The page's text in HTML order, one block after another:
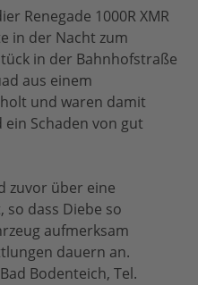
Renegade 1000R XMR
in der Nacht zum
in der Bahnhofstraße
aus einem
und waren damit
Schaden von gut
zuvor über eine
dass Diebe so
aufmerksam
dauern an.
Bodenteich, Tel.